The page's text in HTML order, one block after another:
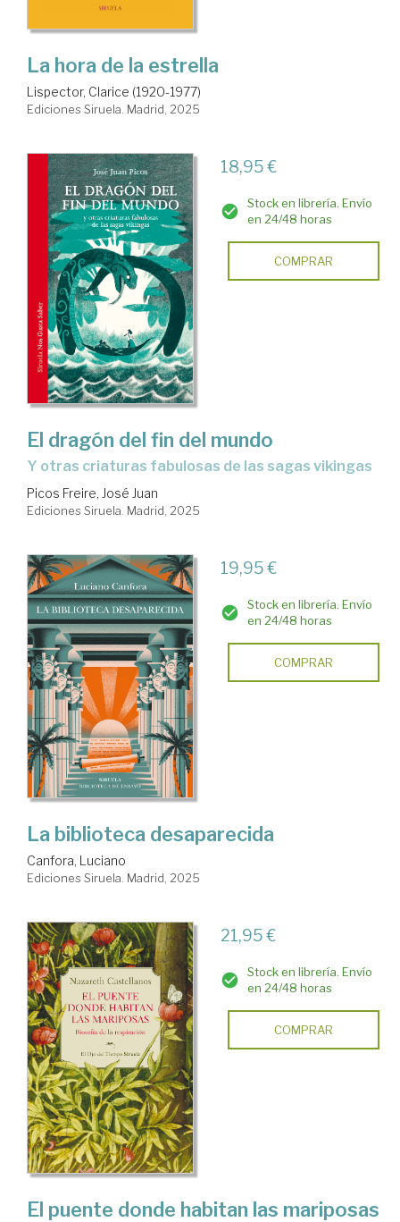
La hora de la estrella
Lispector, Clarice (1920-1977)
Ediciones Siruela. Madrid, 2025
18,95 €
Stock en librería. Envío
en 24/48 horas
COMPRAR
El dragón del fin del mundo
y otras criaturas fabulosas de las sagas vikingas
Picos Freire, José Juan
Ediciones Siruela. Madrid, 2025
19,95 €
Stock en librería. Envío
en 24/48 horas
COMPRAR
La biblioteca desaparecida
Canfora, Luciano
Ediciones Siruela. Madrid, 2025
21,95 €
Stock en librería. Envío
en 24/48 horas
COMPRAR
El puente donde habitan las mariposas